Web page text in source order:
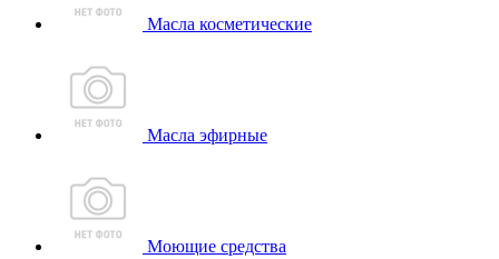
Масла косметические
Масла эфирные
Моющие средства